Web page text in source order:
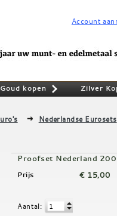
Account
Goud kopen Zilver
Nederlandse Eurosets
Proofset Nederland
Prijs € 15,00
Aantal: